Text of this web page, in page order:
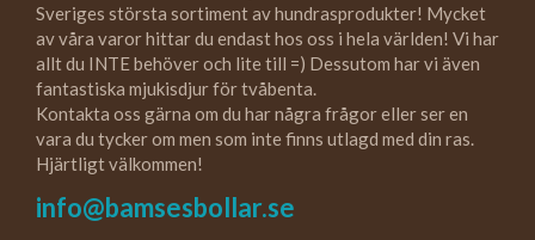
Sveriges största sortiment av hundrasprodukter! Mycket
av våra varor hittar du endast hos oss i hela världen! Vi har
allt du INTE behöver och lite till =) Dessutom har vi även
fantastiska mjukisdjur för tvåbenta.
Kontakta oss gärna om du har några frågor eller ser en
vara du tycker om men som inte finns utlagd med din ras.
Hjärtligt välkommen!
info@bamsesbollar.se